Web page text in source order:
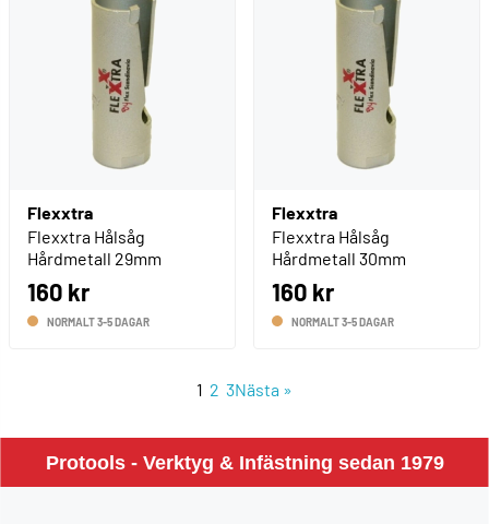
Flexxtra
Flexxtra Hålsåg
Hårdmetall 29mm
160 kr
NORMALT 3-5 DAGAR
Flexxtra
Flexxtra Hålsåg
Hårdmetall 30mm
160 kr
NORMALT 3-5 DAGAR
1 2 3Nästa »
Protools - Verktyg & Infästning sedan 1979